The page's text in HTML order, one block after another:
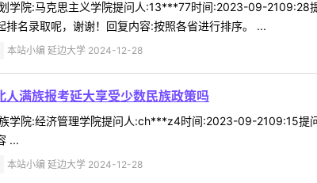
学院:马克思主义学院提问人:13***77时间:2023-09-2109:28
排名录取呢，谢谢！回复内容:按照各省进行排序。 ...
本站小编 延边大学 2024-12-28
人满族报考延大享受少数民族政策吗
学院:经济管理学院提问人:ch***z4时间:2023-09-2109:15提
...
本站小编 延边大学 2024-12-28